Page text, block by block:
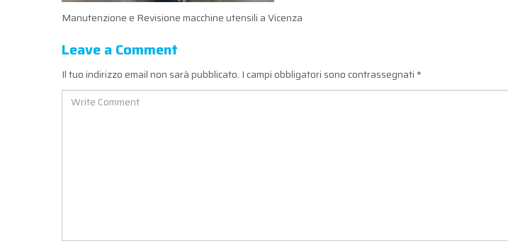
Manutenzione e Revisione macchine utensili a Vicenza
Leave a Comment
Il tuo indirizzo email non sarà pubblicato. I campi obbligatori sono contrassegnati *